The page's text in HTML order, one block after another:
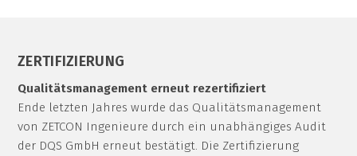
ZERTIFIZIERUNG
Qualitätsmanagement erneut rezertifiziert
Ende letzten Jahres wurde das Qualitätsmanagement
von ZETCON Ingenieure durch ein unabhängiges Audit
der DQS GmbH erneut bestätigt. Die Zertifizierung